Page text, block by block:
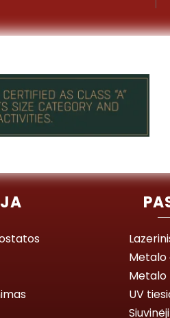
Metalo
Metalo
UV